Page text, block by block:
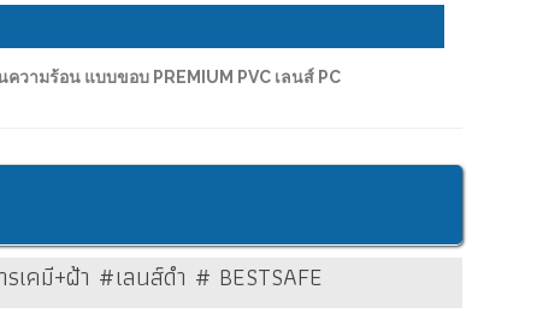
วามร้อน แบบขอบ PREMIUM PVC เลนส์ PC
เคมี+ฝ้า #เลนส์ดำ # BESTSAFE